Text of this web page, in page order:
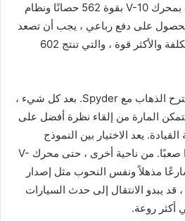
للعام الماضي ، والتي جاءت بمحرك V-10 بقوة 562 حصانًا ونظام
على دفع رباعي ، يجب أن تصعد
إلى طرازات أداء R8 الأكثر تكلفة والأكثر قوة ، والتي تنتج 602
مع سيارة براقة مثل R8 ، نقترح الذهاب مع Spyder. بعد كل شيء ،
المارة من إلقاء نظرة أفضل على
يعد الاختيار بين النموذج
القياسي ونموذج الأداء قرارًا صعبًا. من ناحية أخرى ، حتى محرك V-
يوفر تسارعًا مذهلاً ونفس النحوب مثل إصدار
قد يبدو الانتقال إلى حدث السيارات